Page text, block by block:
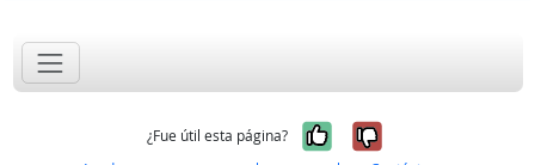
¿Fue útil esta página? Sí, fue útil
No, no fue